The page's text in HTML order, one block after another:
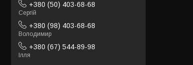
+380 (50) 403-68-68
Сергій
+380 (98) 403-68-68
Володимир
+380 (67) 544-89-98
Ілля